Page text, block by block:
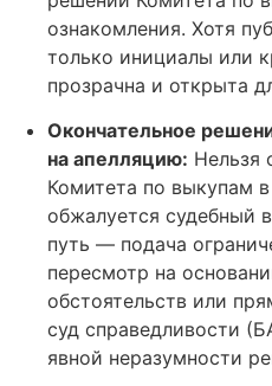
ознакомления. Хотя
только инициалы или
прозрачна и открыта
Окончательное
на апелляцию: Нельзя
Комитета по выкупам
обжалуется судебный
путь — подача
пересмотр на
обстоятельств или
суд справедливости
явной неразумности